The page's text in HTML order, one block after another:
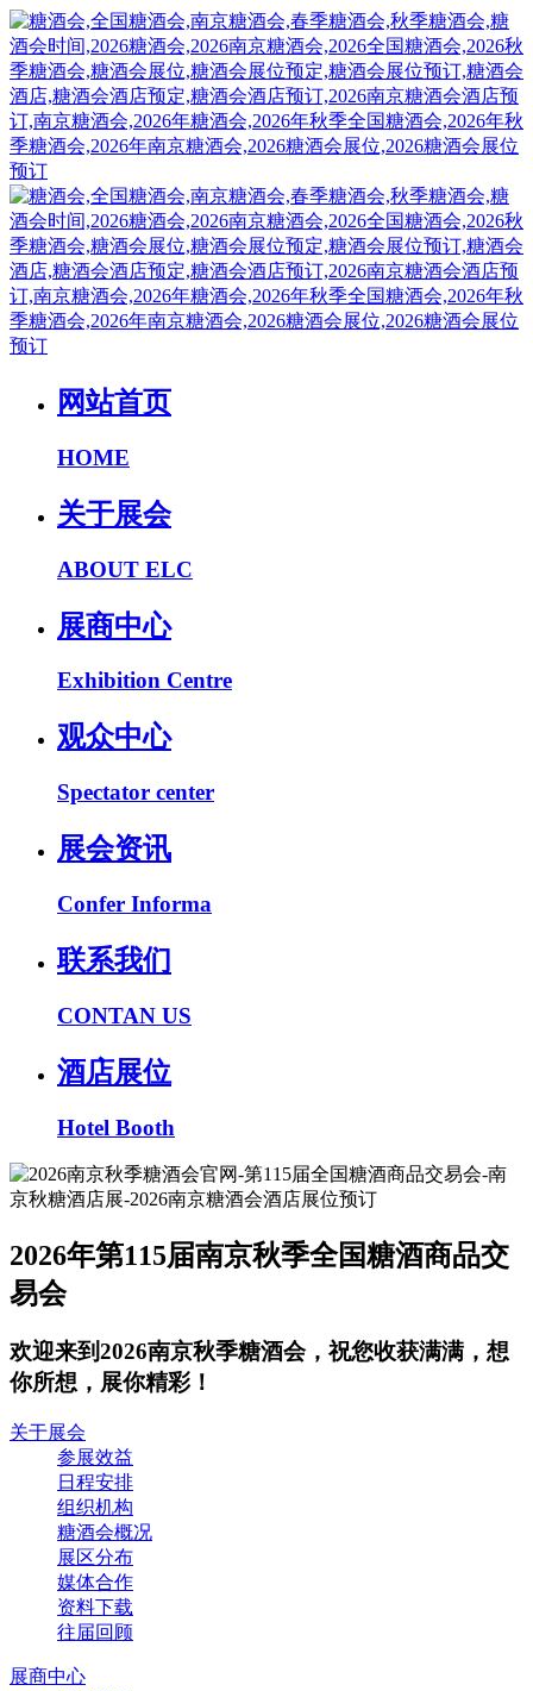
网站首页
HOME
关于展会
ABOUT ELC
展商中心
Exhibition Centre
观众中心
Spectator center
展会资讯
Confer Informa
联系我们
CONTAN US
酒店展位
Hotel Booth
2026年第115届南京秋季全国糖酒商品交
易会
欢迎来到2026南京秋季糖酒会，祝您收获满满，想
你所想，展你精彩！
关于展会
参展效益
日程安排
组织机构
糖酒会概况
展区分布
媒体合作
资料下载
往届回顾
展商中心